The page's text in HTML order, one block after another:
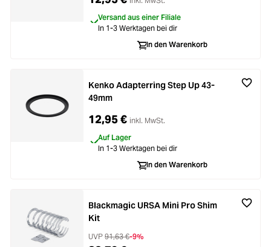
Versand aus einer Filiale
In 1-3 Werktagen bei dir
In den Warenkorb
Kenko Adapterring Step Up 43-
49mm
12,95 € inkl. MwSt.
Auf Lager
In 1-3 Werktagen bei dir
In den Warenkorb
Blackmagic URSA Mini Pro Shim
Kit
UVP 91,63 €-9%